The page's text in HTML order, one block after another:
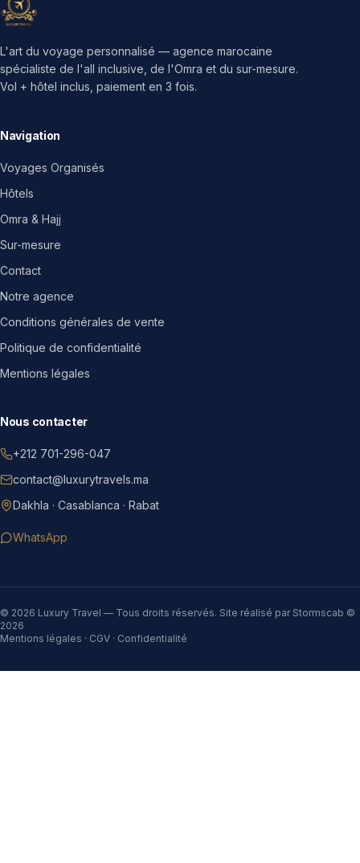
L'art du voyage personnalisé — agence marocaine
spécialiste de l'all inclusive, de l'Omra et du sur-mesure.
Vol + hôtel inclus, paiement en 3 fois.
Navigation
Voyages Organisés
Hôtels
Omra & Hajj
Sur-mesure
Contact
Notre agence
Conditions générales de vente
Politique de confidentialité
Mentions légales
Nous contacter
+212 701-296-047
contact@luxurytravels.ma
Dakhla · Casablanca · Rabat
WhatsApp
© 2026 Luxury Travel — Tous droits réservés. Site réalisé par Stormscab ©
2026
Mentions légales · CGV · Confidentialité